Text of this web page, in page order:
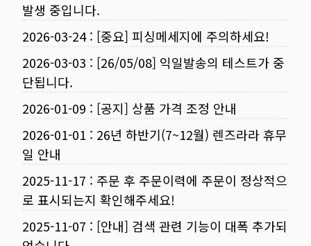
발생 중입니다.
2026-03-24: [중요] 피싱메세지에 주의하세요!
2026-03-03 : [26/05/08] 익일발송의 테스트가 중
단됩니다.
2026-01-09 : [공지] 상품 가격 조정 안내
2026-01-01 : 26년 하반기(7~12월) 렌즈라라 휴무
일 안내
2025-11-17 : 주문 후 주문이력에 주문이 정상적으
로 표시되는지 확인해주세요!
2025-11-07 : [안내] 검색 관련 기능이 대폭 추가되